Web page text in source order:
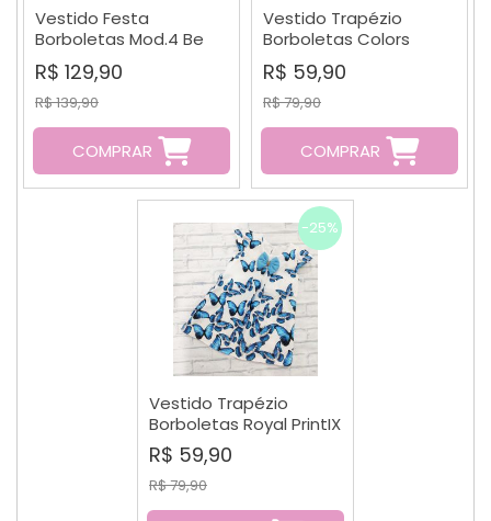
Vestido Festa
Borboletas Mod.4 Be
Fest
R$ 129,90
R$ 139,90
COMPRAR
Vestido Trapézio
Borboletas Colors
PrintIX
R$ 59,90
R$ 79,90
COMPRAR
-25%
Vestido Trapézio
Borboletas Royal PrintIX
R$ 59,90
R$ 79,90